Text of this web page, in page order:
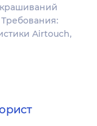
Airtouch,